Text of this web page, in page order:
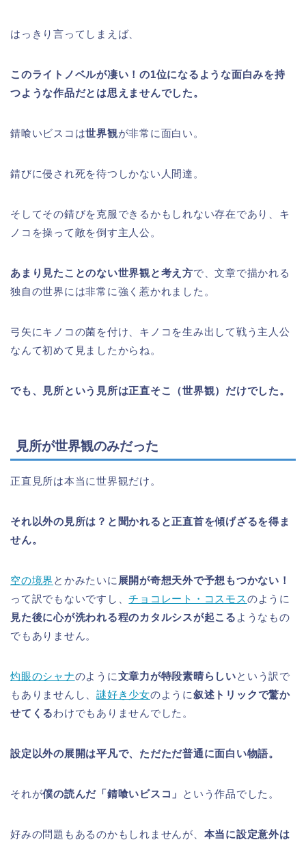
はっきり言ってしまえば、
このライトノベルが凄い！の1位になるような面白みを持
つような作品だとは思えませんでした。
錆喰いビスコは世界観が非常に面白い。
錆びに侵され死を待つしかない人間達。
そしてその錆びを克服できるかもしれない存在であり、キ
ノコを操って敵を倒す主人公。
あまり見たことのない世界観と考え方で、文章で描かれる
独自の世界には非常に強く惹かれました。
弓矢にキノコの菌を付け、キノコを生み出して戦う主人公
なんて初めて見ましたからね。
でも、見所という見所は正直そこ（世界観）だけでした。
見所が世界観のみだった
正直見所は本当に世界観だけ。
それ以外の見所は？と聞かれると正直首を傾げざるを得ま
せん。
空の境界 とかみたいに 展開が奇想天外で予想もつかない！
って訳でもないですし、チョコレート・コスモスのように
見た後に心が洗われる程のカタルシスが起こる ようなもの
でもありません。
灼眼のシャナのように文章力が特段素晴らしいという訳で
もありませんし、謎好き少女のように叙述トリックで驚か
せてくるわけでもありませんでした。
設定以外の展開は平凡で、ただただ普通に面白い物語。
それが僕の読んだ「錆喰いビスコ」 という作品でした。
好みの問題もあるのかもしれませんが、 本当に設定意外は